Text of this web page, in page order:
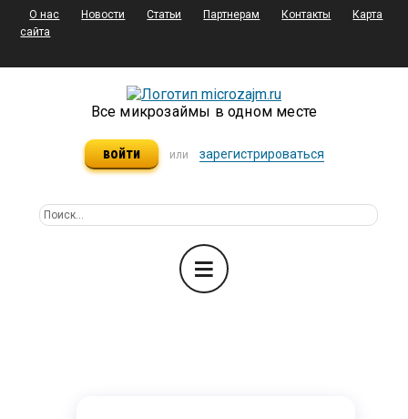
О нас Новости Статьи Партнерам Контакты
Карта
сайта
Все микрозаймы в одном месте
войти или зарегистрироваться